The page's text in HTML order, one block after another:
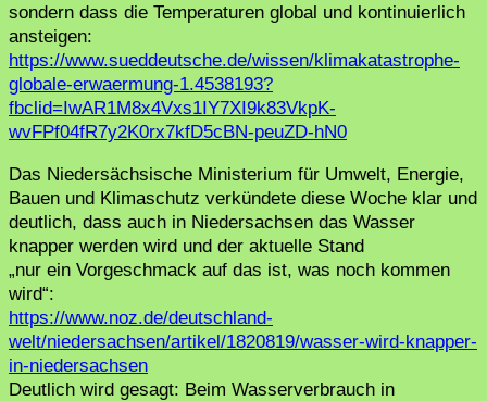
sondern dass die Temperaturen global und kontinuierlich
ansteigen:
https://www.sueddeutsche.de/wissen/klimakatastrophe-
globale-erwaermung-1.4538193?
fbclid=IwAR1M8x4Vxs1IY7XI9k83VkpK-
wvFPf04fR7y2K0rx7kfD5cBN-peuZD-hN0
Das Niedersächsische Ministerium für Umwelt, Energie,
Bauen und Klimaschutz verkündete diese Woche klar und
deutlich, dass auch in Niedersachsen das Wasser
knapper werden wird und der aktuelle Stand
„nur ein Vorgeschmack auf das ist, was noch kommen
wird“:
https://www.noz.de/deutschland-
welt/niedersachsen/artikel/1820819/wasser-wird-knapper-
in-niedersachsen
Deutlich wird gesagt: Beim Wasserverbrauch in